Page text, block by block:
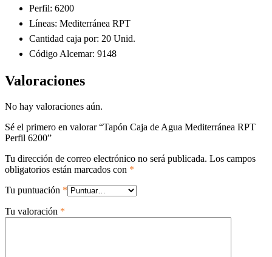
Perfil: 6200
Líneas: Mediterránea RPT
Cantidad caja por: 20 Unid.
Código Alcemar: 9148
Valoraciones
No hay valoraciones aún.
Sé el primero en valorar “Tapón Caja de Agua Mediterránea RPT
Perfil 6200”
Tu dirección de correo electrónico no será publicada. Los campos
obligatorios están marcados con *
Tu puntuación *
Tu valoración *